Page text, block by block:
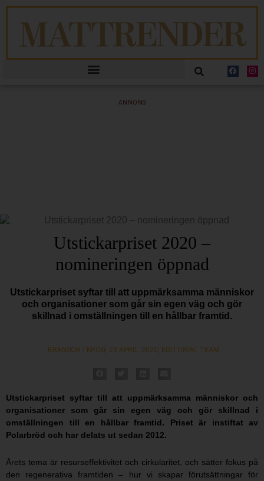
ANNONS
Utstickarpriset 2020 –
nomineringen öppnad
Utstickarpriset syftar till att uppmärksamma människor
och organisationer som går sin egen väg och gör
skillnad i omställningen till en hållbar framtid.
BRANSCH / KROG 23 APRIL, 2020 EDITORIAL TEAM
Utstickarpriset syftar till att uppmärksamma människor och
organisationer som går sin egen väg och gör skillnad i
omställningen till en hållbar framtid. Priset är instiftat av
Polarbröd och har delats ut sedan 2012.
Årets tema är resurseffektivitet och cirkularitet, och sätter fokus på
den regenerativa framtiden – hur vi skapar förutsättningar för